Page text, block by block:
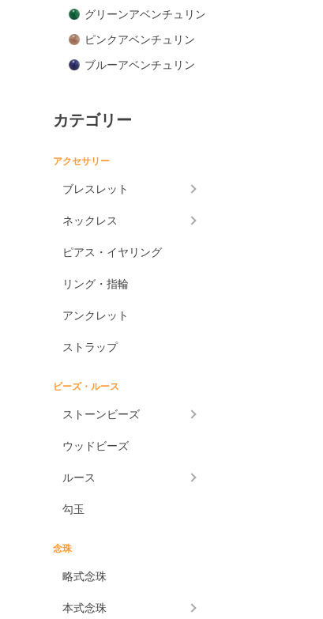
グリーンアベンチュリン
ピンクアベンチュリン
ブルーアベンチュリン
アマゾナイト
アメジスト
ラベンダーアメジスト
グリーンアメジスト
アメトリン
アラゴナイト
アンバー
出雲石
一位
インカローズ
エメラルド
エンジェライト
カテゴリー
アクセサリー
ブレスレット
ネックレス
ピアス・イヤリング
リング・指輪
アンクレット
ストラップ
ビーズ・ルース
ストーンビーズ
ウッドビーズ
ルース
勾玉
念珠
略式念珠
本式念珠